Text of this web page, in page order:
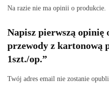
Na razie nie ma opinii o produkcie.
Napisz pierwszą opinię
przewody z kartonową
1szt./op.”
Twój adres email nie zostanie